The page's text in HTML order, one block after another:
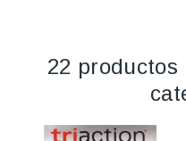
22 productos